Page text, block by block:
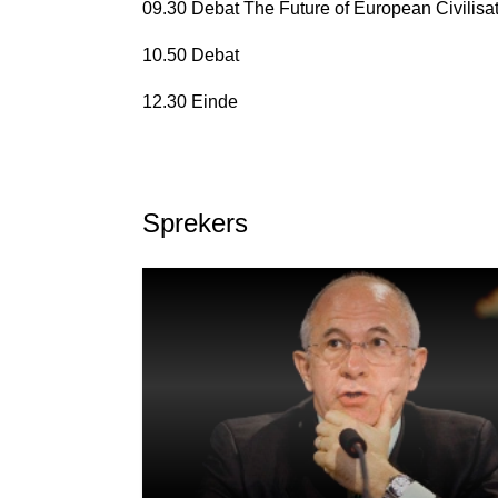
09.30 Debat The Future of European
10.50 Debat
12.30 Einde
Sprekers